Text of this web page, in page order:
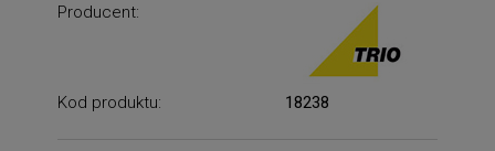
Producent:
Kod produktu: 18238